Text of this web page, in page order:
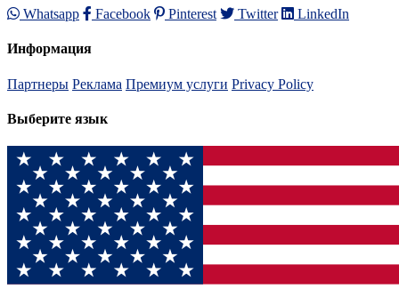
Whatsapp Facebook Pinterest Twitter LinkedIn
Информация
Партнеры Реклама Премиум услуги Privacy Policy
Выберите язык